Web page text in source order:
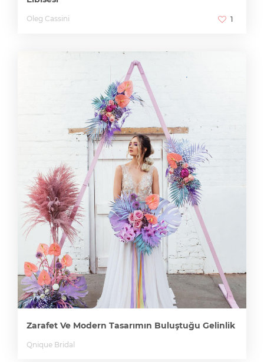
Oleg Cassini 1
Zarafet Ve Modern Tasarımın Buluştuğu Gelinlik
Qnique Bridal